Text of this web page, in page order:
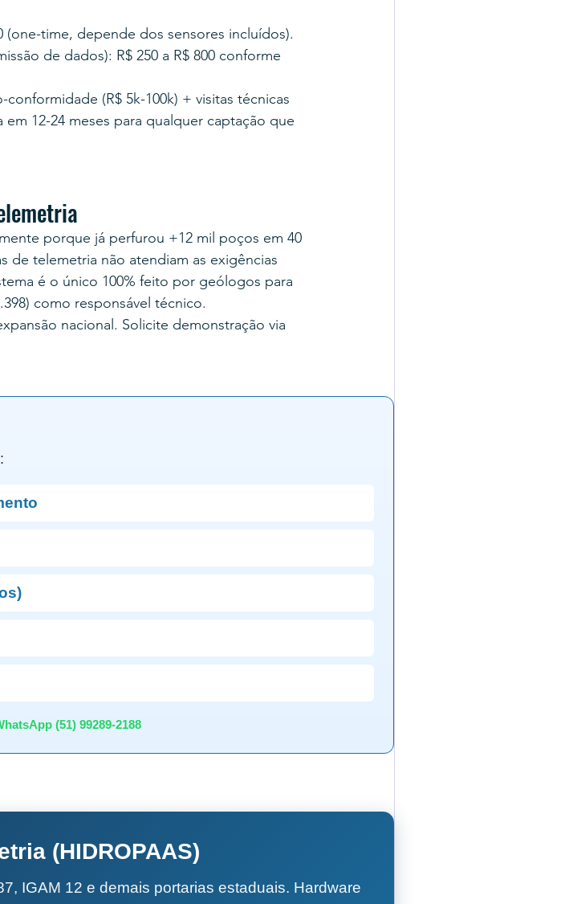
(one-time, depende dos sensores incluídos).
de dados): R$ 250 a R$ 800 conforme
(R$ 5k-100k) + visitas técnicas
em 12-24 meses para qualquer captação que
porque já perfurou +12 mil poços em 40
de telemetria não atendiam as exigências
é o único 100% feito por geólogos para
como responsável técnico.
nacional. Solicite demonstração via
(51) 99289-2188
(HIDROPAAS)
IGAM 12 e demais portarias estaduais. Hardware